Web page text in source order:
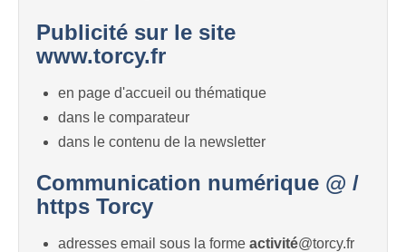
Publicité sur le site
www.torcy.fr
en page d'accueil ou thématique
dans le comparateur
dans le contenu de la newsletter
Communication numérique @ /
https Torcy
adresses email sous la forme activité@torcy.fr